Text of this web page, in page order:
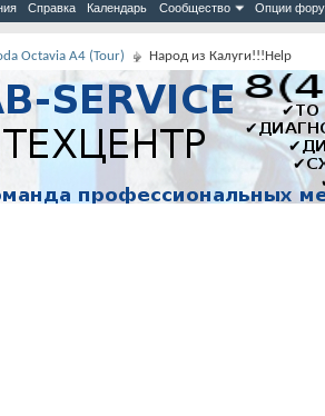
Справка Календарь Сообщество Опции
Octavia A4 (Tour) Народ из Калуги!!!Help